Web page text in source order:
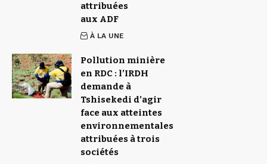
attribuées
aux ADF
À LA UNE
Pollution minière
en RDC : l’IRDH
demande à
Tshisekedi d’agir
face aux atteintes
environnementales
attribuées à trois
sociétés